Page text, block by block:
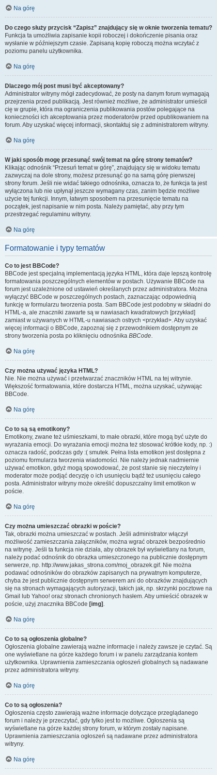
Na górę
Do czego służy przycisk “Zapisz” znajdujący się w oknie tworzenia tematu?
Funkcja ta umożliwia zapisanie kopii roboczej i dokończenie pisania oraz
wysłanie w późniejszym czasie. Zapisaną kopię roboczą można wczytać z
poziomu panelu użytkownika.
Na górę
Dlaczego mój post musi być akceptowany?
Administrator witryny mógł zadecydować, że posty na danym forum wymagają
przejrzenia przed publikacją. Jest również możliwe, że administrator umieścił
cię w grupie, która ma ograniczenia publikowania postów polegające na
konieczności ich akceptowania przez moderatorów przed opublikowaniem na
forum. Aby uzyskać więcej informacji, skontaktuj się z administratorem witryny.
Na górę
W jaki sposób mogę przesunąć swój temat na górę strony tematów?
Klikając odnośnik “Przesuń temat w górę”, znajdujący się w widoku tematu
zazwyczaj na dole strony, możesz przesunąć go na samą górę pierwszej
strony forum. Jeśli nie widać takiego odnośnika, oznacza to, że funkcja ta jest
wyłączona lub nie upłynął jeszcze wymagany czas, zanim będzie możliwe
użycie tej funkcji. Innym, łatwym sposobem na przesunięcie tematu na
początek, jest napisanie w nim posta. Należy pamiętać, aby przy tym
przestrzegać regulaminu witryny.
Na górę
Formatowanie i typy tematów
Co to jest BBCode?
BBCode jest specjalną implementacją języka HTML, która daje lepszą kontrolę
formatowania poszczególnych elementów w postach. Używanie BBCode na
forum jest uzależnione od ustawień określanych przez administratora. Można
wyłączyć BBCode w poszczególnych postach, zaznaczając odpowiednią
funkcję w formularzu tworzenia posta. Sam BBCode jest podobny w składni do
HTML-a, ale znaczniki zawarte są w nawiasach kwadratowych [przykład]
zamiast w używanych w HTML-u nawiasach ostrych <przykład>. Aby uzyskać
więcej informacji o BBCode, zapoznaj się z przewodnikiem dostępnym ze
strony tworzenia posta po kliknięciu odnośnika BBCode.
Na górę
Czy można używać języka HTML?
Nie. Nie można używać i przetwarzać znaczników HTML na tej witrynie.
Większość formatowania, które dostarcza HTML, można uzyskać, używając
BBCode.
Na górę
Co to są są emotikony?
Emotikony, zwane też uśmieszkami, to małe obrazki, które mogą być użyte do
wyrażania emocji. Do wyrażania emocji można też stosować krótkie kody, np. :)
oznacza radość, podczas gdy :( smutek. Pełna lista emotikon jest dostępna z
poziomu formularza tworzenia wiadomości. Nie należy jednak nadmiernie
używać emotikon, gdyż mogą spowodować, że post stanie się nieczytelny i
moderator może podjąć decyzję o ich usunięciu bądź też usunięciu całego
posta. Administrator witryny może określić dopuszczalny limit emotikon w
poście.
Na górę
Czy można umieszczać obrazki w poście?
Tak, obrazki można umieszczać w postach. Jeśli administrator włączył
możliwość zamieszczania załączników, można wgrać obrazek bezpośrednio
na witrynę. Jeśli ta funkcja nie działa, aby obrazek był wyświetlany na forum,
należy podać odnośnik do obrazka umieszczonego na publicznie dostępnym
serwerze, np. http://www.jakas_strona.com/moj_obrazek.gif. Nie można
podawać odnośników do obrazków zapisanych na prywatnym komputerze,
chyba że jest publicznie dostępnym serwerem ani do obrazków znajdujących
się na stronach wymagających autoryzacji, takich jak, np. skrzynki pocztowe na
Gmail lub Yahoo! oraz stronach chronionych hasłem. Aby umieścić obrazek w
poście, użyj znacznika BBCode [img] .
Na górę
Co to są ogłoszenia globalne?
Ogłoszenia globalne zawierają ważne informacje i należy zawsze je czytać. Są
one wyświetlane na górze każdego forum i w panelu zarządzania kontem
użytkownika. Uprawnienia zamieszczania ogłoszeń globalnych są nadawane
przez administratora witryny.
Na górę
Co to są ogłoszenia?
Ogłoszenia często zawierają ważne informacje dotyczące przeglądanego
forum i należy je przeczytać, gdy tylko jest to możliwe. Ogłoszenia są
wyświetlane na górze każdej strony forum, w którym zostały napisane.
Uprawnienia zamieszczania ogłoszeń są nadawane przez administratora
witryny.
Na górę